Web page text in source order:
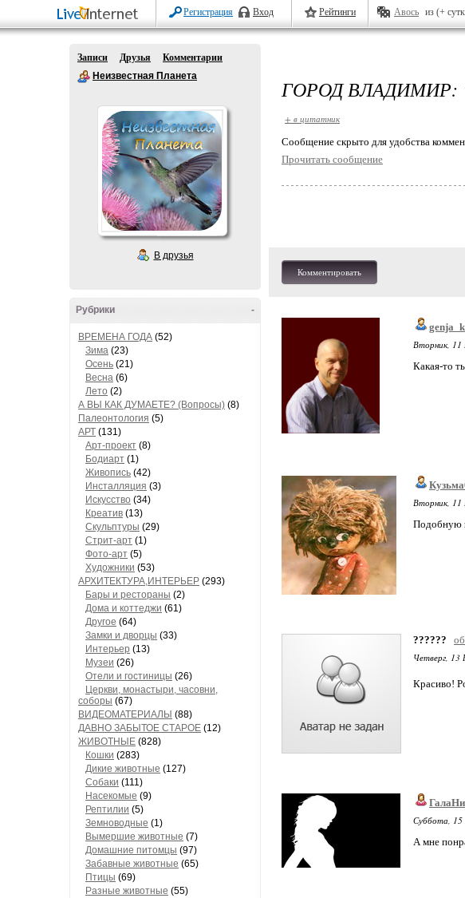
Регистрация Вход Рейтинги Авось из (+
Записи Друзья
Комментарии
Неизвестная Планета
В друзья
-
Рубрики
ВРЕМЕНА ГОДА (52)
Зима (23)
Осень (21)
Весна (6)
Лето (2)
А ВЫ КАК ДУМАЕТЕ? (Вопросы) (8)
Палеонтология (5)
АРТ (131)
Арт-проект (8)
Бодиарт (1)
Живопись (42)
Инсталляция (3)
Искусство (34)
Креатив (13)
Скульптуры (29)
Стрит-арт (1)
Фото-арт (5)
Художники (53)
АРХИТЕКТУРА,ИНТЕРЬЕР (293)
Бары и рестораны (2)
Дома и коттеджи (61)
Другое (64)
Замки и дворцы (33)
Интерьер (13)
Музеи (26)
Отели и гостиницы (26)
Церкви, монастыри, часовни,
соборы (67)
ВИДЕОМАТЕРИАЛЫ (88)
ДАВНО ЗАБЫТОЕ СТАРОЕ (12)
ЖИВОТНЫЕ (828)
Кошки (283)
Дикие животные (127)
Собаки (111)
Насекомые (9)
Рептилии (5)
Земноводные (1)
Вымершие животные (7)
Домашние питомцы (97)
Забавные животные (65)
Птицы (69)
Разные животные (55)
ГОРОД
+ в цитатник
Cообщение скрыто для удобства
Прочитать сообщение
Комментировать
genja_k
Вторник, 11
Какая-то
Вторник, 11
Подобную
??????
Четверг, 13
Красиво!
Суббота, 15
А мне